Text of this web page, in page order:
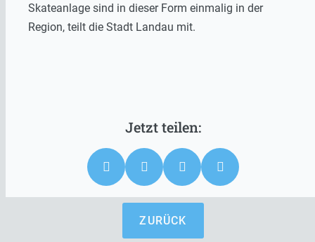
Skateanlage sind in dieser Form einmalig in der
Region, teilt die Stadt Landau mit.
ZURÜCK